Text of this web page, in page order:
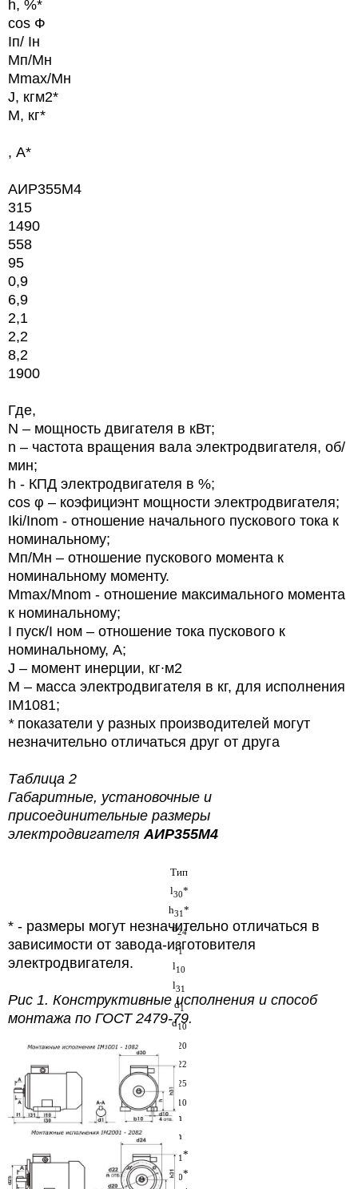
h, %*
cos Ф
Iп/ Iн
Мп/Мн
Мmax/Мн
J, кгм2*
M, кг*
, А*
АИР355M4
315
1490
558
95
0,9
6,9
2,1
2,2
8,2
1900
Где,
N – мощность двигателя в кВт;
n – частота вращения вала электродвигателя, об/
мин;
h - КПД электродвигателя в %;
cos φ – коэфициэнт мощности электродвигателя;
Iki/Inom - отношение начального пускового тока к
номинальному;
Мп/Мн – отношение пускового момента к
номинальному моменту.
Mmax/Mnom - отношение максимального момента
к номинальному;
I пуск/I ном – отношение тока пускового к
номинальному, А;
J – момент инерции, кг∙м2
М – масса электродвигателя в кг, для исполнения
IM1081;
*показатели у разных производителей могут
незначительно отличаться друг от друга
Таблица 2
Габаритные, установочные и
присоединительные размеры
электродвигателя АИР355М4
Тип
l30*
h31*
d24
l1
l10
l31
d1
d10
20
22
25
b 10
n
h
l21*
l20*
* - размеры могут незначительно отличаться в
зависимости от завода-изготовителя
электродвигателя.
Рис 1. Конструктивные исполнения и способ
монтажа по ГОСТ 2479-79.